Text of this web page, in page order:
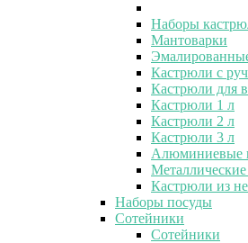
Наборы
Мантоварки
Кастрюли с
Кастрюли для
Кастрюли 1 л
Кастрюли 2 л
Кастрюли 3 л
Алюминиевые
Кастрюли из
Наборы посуды
Сотейники
Сотейники